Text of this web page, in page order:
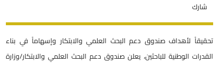
شارك
تحقيقاً لأهداف صندوق دعم البحث العلمي والابتكار وإسهاماً في بناء
القدرات الوطنية للباحثين، يعلن صندوق دعم البحث العلمي والابتكار/وزارة